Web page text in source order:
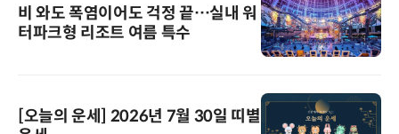
비 와도 폭염이어도 걱정 끝…실내 워
터파크형 리조트 여름 특수
[오늘의 운세] 2026년 7월 30일 띠별